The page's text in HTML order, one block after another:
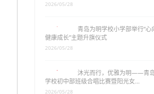
2026/05/28
青岛为明学校小学部举行“心
健康成长”主题升旗仪式
2026/05/28
沐光而行，优雅为明——青
学校初中部班级合唱比赛暨阳光女…
2026/05/28